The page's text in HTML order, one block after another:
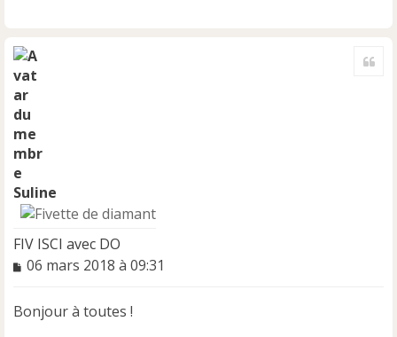
Suline
FIV ISCI avec DO
M
s
06 mars 2018 à 09:31
Bonjour à toutes !